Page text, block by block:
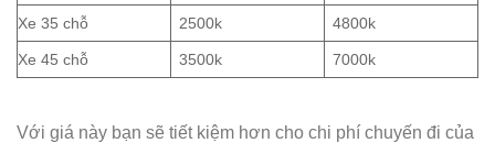
Xe 35 chỗ 2500k 4800k
Xe 45 chỗ 3500k 7000k
Với giá này bạn sẽ tiết kiệm hơn cho chi phí chuyến đi của